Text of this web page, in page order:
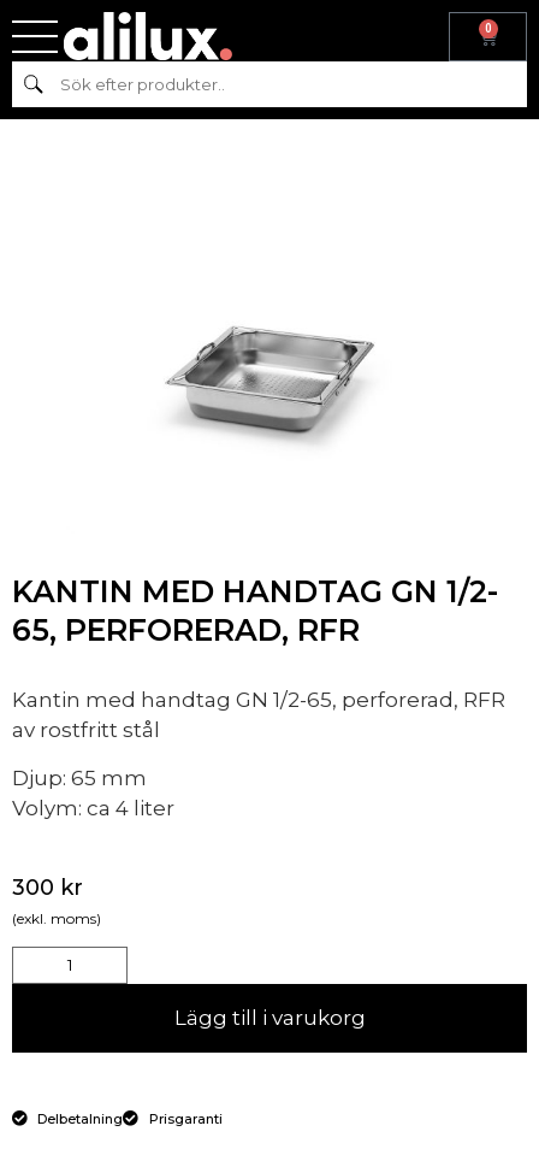
0
Sök
Hem
PERFORERAD, RFR
KANTIN MED HANDTAG GN 1/2-
65, PERFORERAD, RFR
Kantin med handtag GN 1/2-65, perforerad, RFR
av rostfritt stål
Djup: 65 mm
Volym: ca 4 liter
300 kr
(exkl. moms)
Lägg till i varukorg
Delbetalning Prisgaranti